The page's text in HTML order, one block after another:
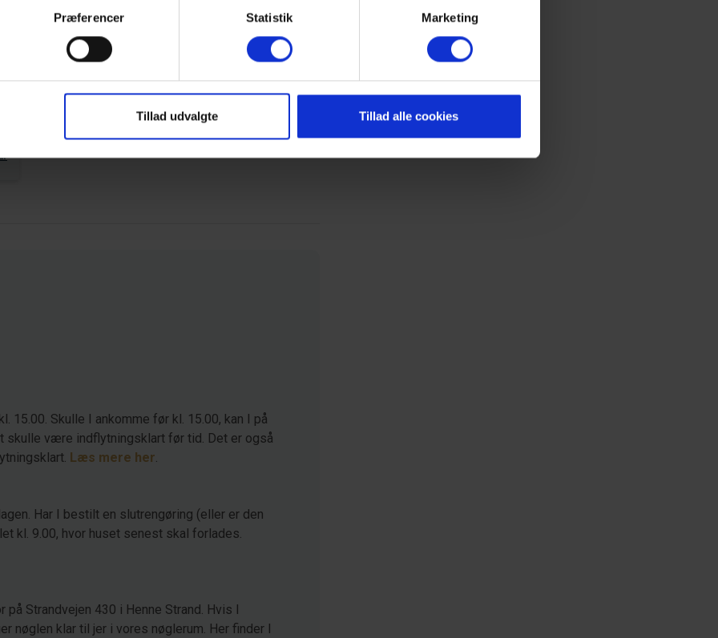
Præferencer Statistik Marketing
Tillad udvalgte Tillad alle cookies
4,3
4,7
15.00. Skulle I ankomme før kl. 15.00, kan I på
være indflytningsklart før tid. Det er også
Læs mere her.
Har I bestilt en slutrengøring (eller er den
kl. 9.00, hvor huset senest skal forlades.
Strandvejen 430 i Henne Strand. Hvis I
nøglen klar til jer i vores nøglerum. Her finder I